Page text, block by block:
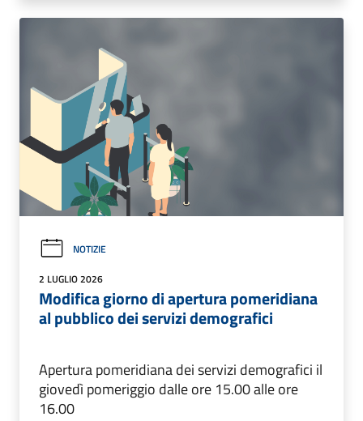
NOTIZIE
2 LUGLIO 2026
Modifica giorno di apertura pomeridiana
al pubblico dei servizi demografici
Apertura pomeridiana dei servizi demografici il
giovedì pomeriggio dalle ore 15.00 alle ore
16.00